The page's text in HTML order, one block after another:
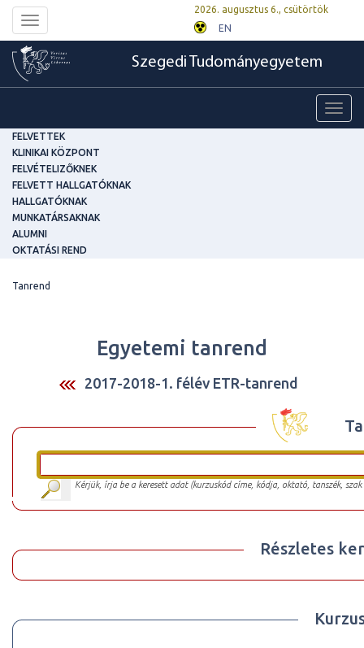
Toggle
navigation
2026. augusztus 6., csütörtök
EN
Szegedi Tudományegyetem
FELVETTEK
KLINIKAI KÖZPONT
FELVÉTELIZŐKNEK
FELVETT HALLGATÓKNAK
HALLGATÓKNAK
MUNKATÁRSAKNAK
ALUMNI
OKTATÁSI REND
Tanrend
Egyetemi tanrend
2017-2018-1. félév ETR-tanrend
Kérjük, írja be a keresett adat (kurzuskód címe, kódja, oktató, tanszék,
Részletes